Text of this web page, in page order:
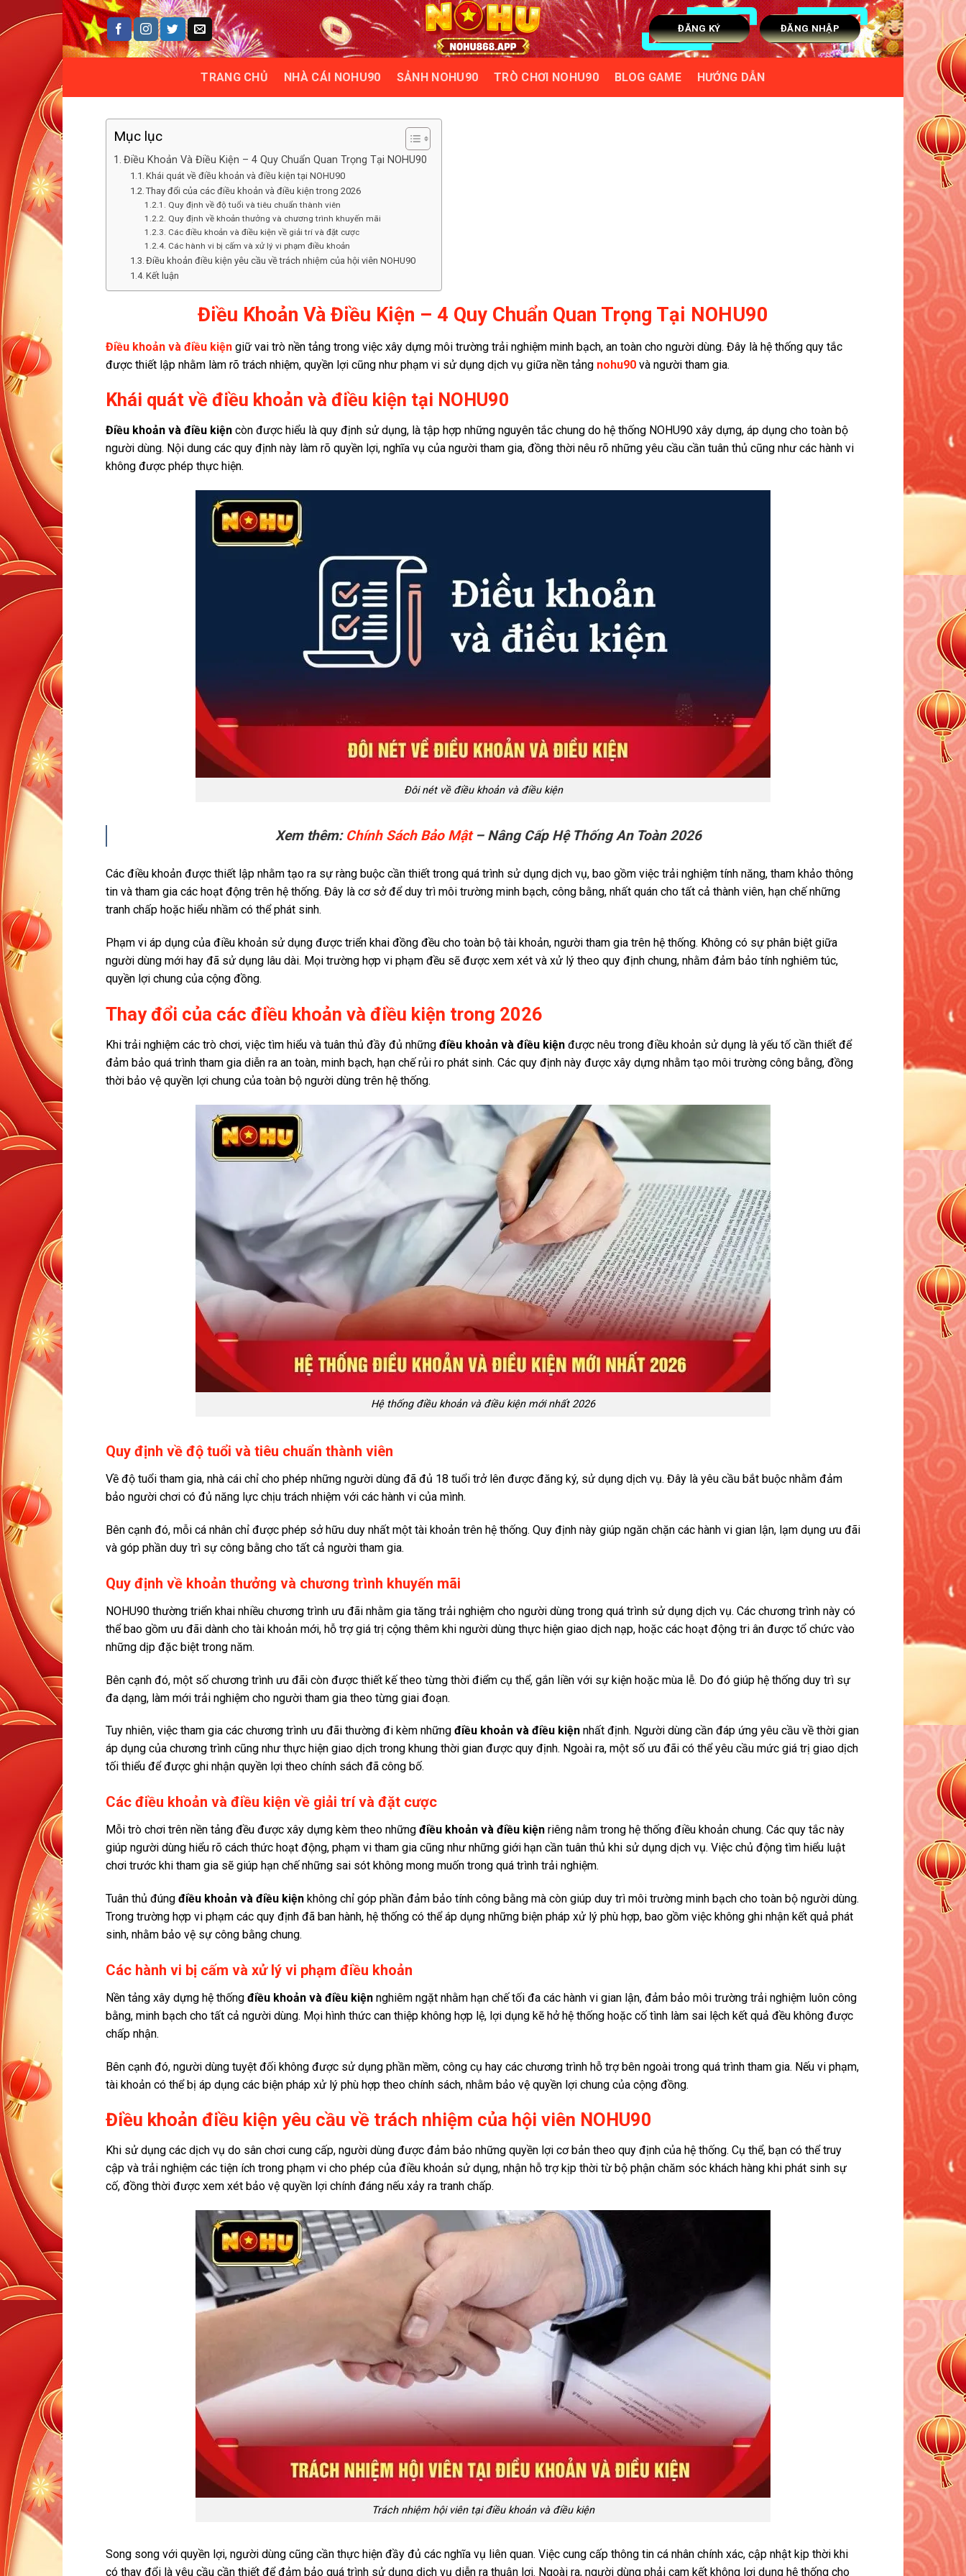
Skip
to
content
ĐĂNG KÝ ĐĂNG NHẬP
TRANG CHỦ NHÀ CÁI NOHU90 SẢNH NOHU90 TRÒ CHƠI NOHU90 BLOG GAME HƯỚNG DẪN
Mục lục
Điều Khoản Và Điều Kiện – 4 Quy Chuẩn Quan Trọng Tại NOHU90
Khái quát về điều khoản và điều kiện tại NOHU90
Thay đổi của các điều khoản và điều kiện trong 2026
Quy định về độ tuổi và tiêu chuẩn thành viên
Quy định về khoản thưởng và chương trình khuyến mãi
Các điều khoản và điều kiện về giải trí và đặt cược
Các hành vi bị cấm và xử lý vi phạm điều khoản
Điều khoản điều kiện yêu cầu về trách nhiệm của hội viên NOHU90
Kết luận
Điều Khoản Và Điều Kiện – 4 Quy Chuẩn Quan Trọng Tại NOHU90
Điều khoản và điều kiện giữ vai trò nền tảng trong việc xây dựng môi trường trải nghiệm minh bạch, an toàn cho người dùng. Đây là hệ thống quy tắc
được thiết lập nhằm làm rõ trách nhiệm, quyền lợi cũng như phạm vi sử dụng dịch vụ giữa nền tảng nohu90 và người tham gia.
Khái quát về điều khoản và điều kiện tại NOHU90
Điều khoản và điều kiện còn được hiểu là quy định sử dụng, là tập hợp những nguyên tắc chung do hệ thống NOHU90 xây dựng, áp dụng cho toàn bộ
người dùng. Nội dung các quy định này làm rõ quyền lợi, nghĩa vụ của người tham gia, đồng thời nêu rõ những yêu cầu cần tuân thủ cũng như các hành vi
không được phép thực hiện.
Đôi nét về điều khoản và điều kiện
Xem thêm: Chính Sách Bảo Mật– Nâng Cấp Hệ Thống An Toàn 2026
Các điều khoản được thiết lập nhằm tạo ra sự ràng buộc cần thiết trong quá trình sử dụng dịch vụ, bao gồm việc trải nghiệm tính năng, tham khảo thông
tin và tham gia các hoạt động trên hệ thống. Đây là cơ sở để duy trì môi trường minh bạch, công bằng, nhất quán cho tất cả thành viên, hạn chế những
tranh chấp hoặc hiểu nhầm có thể phát sinh.
Phạm vi áp dụng của điều khoản sử dụng được triển khai đồng đều cho toàn bộ tài khoản, người tham gia trên hệ thống. Không có sự phân biệt giữa
người dùng mới hay đã sử dụng lâu dài. Mọi trường hợp vi phạm đều sẽ được xem xét và xử lý theo quy định chung, nhằm đảm bảo tính nghiêm túc,
quyền lợi chung của cộng đồng.
Thay đổi của các điều khoản và điều kiện trong 2026
Khi trải nghiệm các trò chơi, việc tìm hiểu và tuân thủ đầy đủ những điều khoản và điều kiện được nêu trong điều khoản sử dụng là yếu tố cần thiết để
đảm bảo quá trình tham gia diễn ra an toàn, minh bạch, hạn chế rủi ro phát sinh. Các quy định này được xây dựng nhằm tạo môi trường công bằng, đồng
thời bảo vệ quyền lợi chung của toàn bộ người dùng trên hệ thống.
Hệ thống điều khoản và điều kiện mới nhất 2026
Quy định về độ tuổi và tiêu chuẩn thành viên
Về độ tuổi tham gia, nhà cái chỉ cho phép những người dùng đã đủ 18 tuổi trở lên được đăng ký, sử dụng dịch vụ. Đây là yêu cầu bắt buộc nhằm đảm
bảo người chơi có đủ năng lực chịu trách nhiệm với các hành vi của mình.
Bên cạnh đó, mỗi cá nhân chỉ được phép sở hữu duy nhất một tài khoản trên hệ thống. Quy định này giúp ngăn chặn các hành vi gian lận, lạm dụng ưu đãi
và góp phần duy trì sự công bằng cho tất cả người tham gia.
Quy định về khoản thưởng và chương trình khuyến mãi
NOHU90 thường triển khai nhiều chương trình ưu đãi nhằm gia tăng trải nghiệm cho người dùng trong quá trình sử dụng dịch vụ. Các chương trình này có
thể bao gồm ưu đãi dành cho tài khoản mới, hỗ trợ giá trị cộng thêm khi người dùng thực hiện giao dịch nạp, hoặc các hoạt động tri ân được tổ chức vào
những dịp đặc biệt trong năm.
Bên cạnh đó, một số chương trình ưu đãi còn được thiết kế theo từng thời điểm cụ thể, gắn liền với sự kiện hoặc mùa lễ. Do đó giúp hệ thống duy trì sự
đa dạng, làm mới trải nghiệm cho người tham gia theo từng giai đoạn.
Tuy nhiên, việc tham gia các chương trình ưu đãi thường đi kèm những điều khoản và điều kiện nhất định. Người dùng cần đáp ứng yêu cầu về thời gian
áp dụng của chương trình cũng như thực hiện giao dịch trong khung thời gian được quy định. Ngoài ra, một số ưu đãi có thể yêu cầu mức giá trị giao dịch
tối thiểu để được ghi nhận quyền lợi theo chính sách đã công bố.
Các điều khoản và điều kiện về giải trí và đặt cược
Mỗi trò chơi trên nền tảng đều được xây dựng kèm theo những điều khoản và điều kiện riêng nằm trong hệ thống điều khoản chung. Các quy tắc này
giúp người dùng hiểu rõ cách thức hoạt động, phạm vi tham gia cũng như những giới hạn cần tuân thủ khi sử dụng dịch vụ. Việc chủ động tìm hiểu luật
chơi trước khi tham gia sẽ giúp hạn chế những sai sót không mong muốn trong quá trình trải nghiệm.
Tuân thủ đúng điều khoản và điều kiện không chỉ góp phần đảm bảo tính công bằng mà còn giúp duy trì môi trường minh bạch cho toàn bộ người dùng.
Trong trường hợp vi phạm các quy định đã ban hành, hệ thống có thể áp dụng những biện pháp xử lý phù hợp, bao gồm việc không ghi nhận kết quả phát
sinh, nhằm bảo vệ sự công bằng chung.
Các hành vi bị cấm và xử lý vi phạm điều khoản
Nền tảng xây dựng hệ thống điều khoản và điều kiện nghiêm ngặt nhằm hạn chế tối đa các hành vi gian lận, đảm bảo môi trường trải nghiệm luôn công
bằng, minh bạch cho tất cả người dùng. Mọi hình thức can thiệp không hợp lệ, lợi dụng kẽ hở hệ thống hoặc cố tình làm sai lệch kết quả đều không được
chấp nhận.
Bên cạnh đó, người dùng tuyệt đối không được sử dụng phần mềm, công cụ hay các chương trình hỗ trợ bên ngoài trong quá trình tham gia. Nếu vi phạm,
tài khoản có thể bị áp dụng các biện pháp xử lý phù hợp theo chính sách, nhằm bảo vệ quyền lợi chung của cộng đồng.
Điều khoản điều kiện yêu cầu về trách nhiệm của hội viên NOHU90
Khi sử dụng các dịch vụ do sân chơi cung cấp, người dùng được đảm bảo những quyền lợi cơ bản theo quy định của hệ thống. Cụ thể, bạn có thể truy
cập và trải nghiệm các tiện ích trong phạm vi cho phép của điều khoản sử dụng, nhận hỗ trợ kịp thời từ bộ phận chăm sóc khách hàng khi phát sinh sự
cố, đồng thời được xem xét bảo vệ quyền lợi chính đáng nếu xảy ra tranh chấp.
Trách nhiệm hội viên tại điều khoản và điều kiện
Song song với quyền lợi, người dùng cũng cần thực hiện đầy đủ các nghĩa vụ liên quan. Việc cung cấp thông tin cá nhân chính xác, cập nhật kịp thời khi
có thay đổi là yêu cầu cần thiết để đảm bảo quá trình sử dụng dịch vụ diễn ra thuận lợi. Ngoài ra, người dùng phải cam kết không lợi dụng hệ thống cho